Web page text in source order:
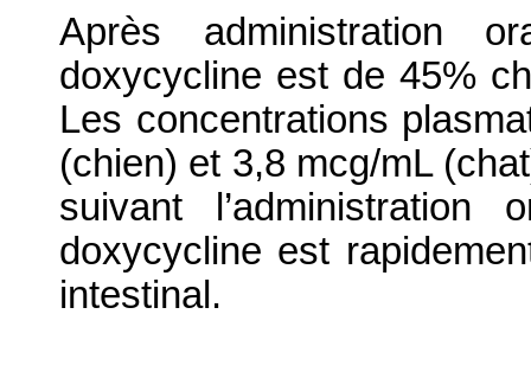
Après administration
doxycycline est de 45%
Les concentrations
(chien) et 3,8 mcg/mL
suivant
doxycycline est
intestinal.